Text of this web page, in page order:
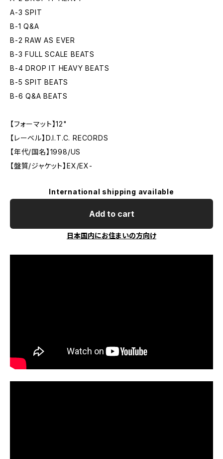
A-3 SPIT
B-1 Q&A
B-2 RAW AS EVER
B-3 FULL SCALE BEATS
B-4 DROP IT HEAVY BEATS
B-5 SPIT BEATS
B-6 Q&A BEATS
【フォーマット】12"
【レーベル】D.I.T.C. RECORDS
【年代/国名】1998/US
【盤質/ジャケット】EX/EX-
International shipping available
Add to cart
日本国内にお住まいの方向け